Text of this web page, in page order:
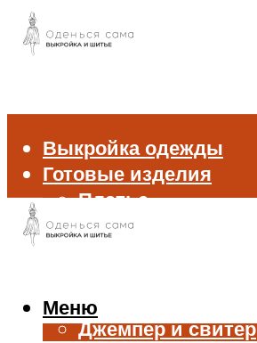
Выкройка одежды
Готовые изделия
Платье
Брюки
Жилет
Джемпер и свитер
Меню